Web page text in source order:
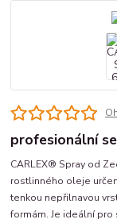
profesionální
CARLEX® Spray od
rostlinného oleje
tenkou nepřilnavou
formám. Je ideální pro